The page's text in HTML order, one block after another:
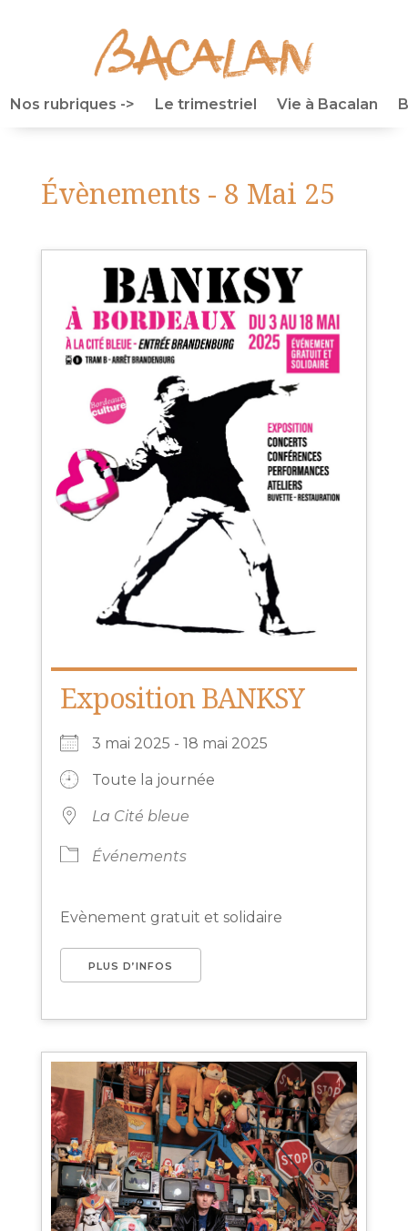
Nos rubriques -> Le trimestriel Vie à Bacalan
Évènements - 8 Mai 25
Exposition BANKSY
3 mai 2025 - 18 mai 2025
Toute la journée
La Cité bleue
Événements
Evènement gratuit et solidaire
PLUS D’INFOS